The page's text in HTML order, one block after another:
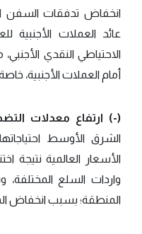
انخفاض تدفقات السفن
عائد العملات الأجنبية
الاحتياطي النقدي
أمام العملات الأجنبية، خاصة
(-) ارتفاع معدلات
الشرق الأوسط
الأسعار العالمية نتيجة
واردات السلع المختلفة،
المنطقة؛ بسبب انخفاض